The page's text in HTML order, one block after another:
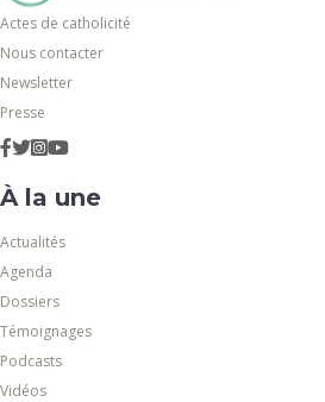
Actes de catholicité
Nous contacter
Newsletter
Presse
À la une
Actualités
Agenda
Dossiers
Témoignages
Podcasts
Vidéos